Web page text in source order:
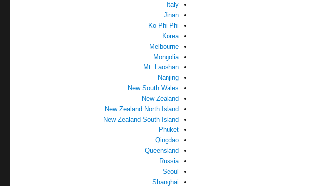
Italy
Jinan
Ko Phi Phi
Korea
Melbourne
Mongolia
Mt. Laoshan
Nanjing
New South Wales
New Zealand
New Zealand North Island
New Zealand South Island
Phuket
Qingdao
Queensland
Russia
Seoul
Shanghai